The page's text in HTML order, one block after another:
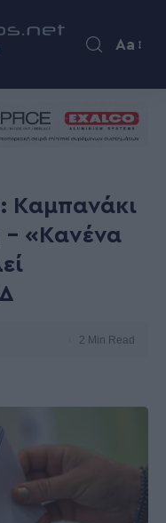
Aa
Καμπανάκι
– «Κανένα
2 Min Read